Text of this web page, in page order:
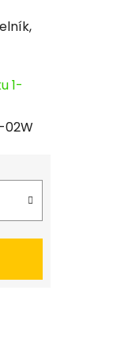
1-
02W